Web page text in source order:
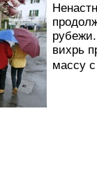
вихрь
массу